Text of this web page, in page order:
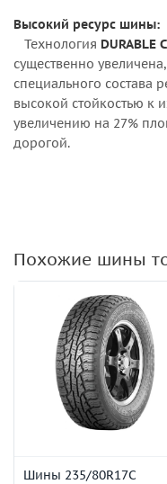
Высокий ресурс шины:
Технология DURABLE
существенно
специального состава
высокой стойкостью к
увеличению на 27%
дорогой.
Похожие шины
Шины 235/80R17C